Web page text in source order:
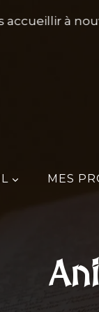
à
MES